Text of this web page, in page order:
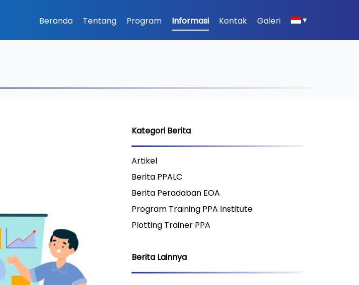
Beranda Tentang Program Informasi Kontak Galeri ▾
Kategori Berita
Artikel
Berita PPALC
Berita Peradaban EOA
Program Training PPA Institute
Plotting Trainer PPA
Berita Lainnya